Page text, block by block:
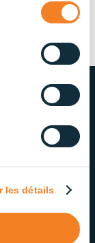
les détails
offrir un